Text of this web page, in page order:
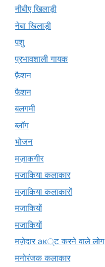
नीबीए खिलाड़ी
नेबा खिलाड़ी
पशु
प्रभावशाली गायक
फ़ैशन
फैशन
बलगमी
ब्लॉग
भोजन
मज़ाकगीर
मजाकिया कलाकार
मज़ाकिया कलाकारों
मज़ाकियों
मजाकियों
मज़ेदार ак्ट करने वाले लोग
मनोरंजक कलाकार